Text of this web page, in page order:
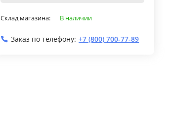
Склад магазина: В наличии
Заказ по телефону: +7 (800) 700-77-89